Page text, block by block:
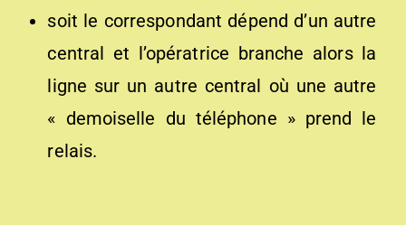
soit le correspondant dépend d’un autre
central et l’opératrice branche alors la
ligne sur un autre central où une autre
« demoiselle du téléphone » prend le
relais.